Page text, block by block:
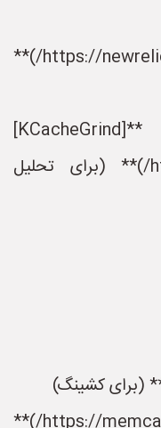
- **[New Relic](https://newrelic.com/)**
- **[KCacheGrind]
(https://kcachegrind.github.io/)** (برای تحلیل
- **[Memcached](https://memcached.org/)**